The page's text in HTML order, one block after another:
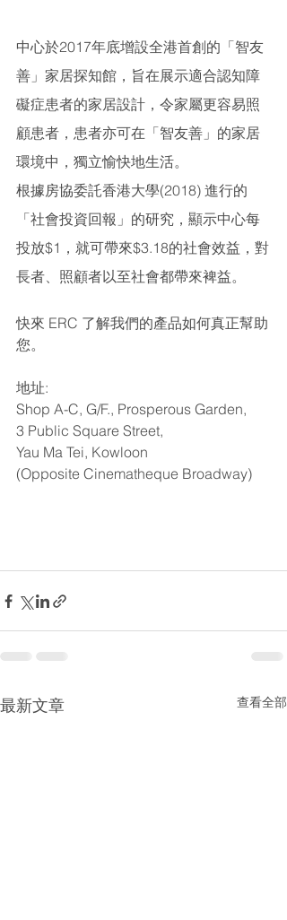
中心於2017年底增設全港首創的「智友
善」家居探知館，旨在展示適合認知障
礙症患者的家居設計，令家屬更容易照
顧患者，患者亦可在「智友善」的家居
環境中，獨立愉快地生活。
根據房協委託香港大學(2018) 進行的
「社會投資回報」的研究，顯示中心每
投放$1，就可帶來$3.18的社會效益，對
長者、照顧者以至社會都帶來裨益。
快來 ERC 了解我們的產品如何真正幫助
您。
地址:
Shop A-C, G/F., Prosperous Garden,
3 Public Square Street,
Yau Ma Tei, Kowloon
(Opposite Cinematheque Broadway)
最新文章 查看全部